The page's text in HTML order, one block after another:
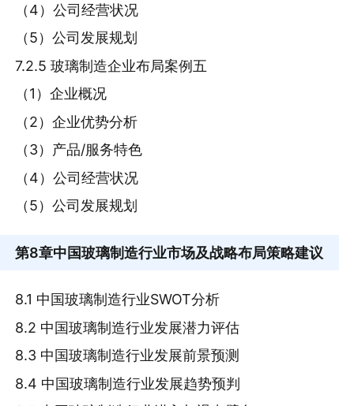
（4）公司经营状况
（5）公司发展规划
7.2.5 玻璃制造企业布局案例五
（1）企业概况
（2）企业优势分析
（3）产品/服务特色
（4）公司经营状况
（5）公司发展规划
第8章中国玻璃制造行业市场及战略布局策略建议
8.1 中国玻璃制造行业SWOT分析
8.2 中国玻璃制造行业发展潜力评估
8.3 中国玻璃制造行业发展前景预测
8.4 中国玻璃制造行业发展趋势预判